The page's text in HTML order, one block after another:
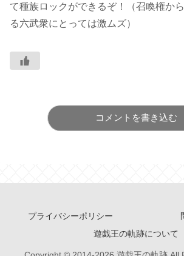
て種族ロックができるぞ！（召喚権か
る六武衆にとっては激ムズ）
コメントを書き込む
プライバシーポリシー
遊戯王の軌跡について